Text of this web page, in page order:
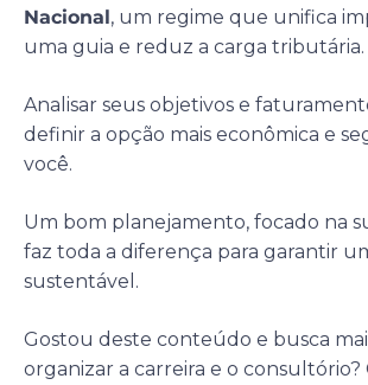
Nacional, um regime que unifica
uma guia e reduz a carga tributária.
Analisar seus objetivos e
definir a opção mais econômica e
você.
Um bom planejamento, focado na
faz toda a diferença para garantir
sustentável.
Gostou deste conteúdo e busca
organizar a carreira e o